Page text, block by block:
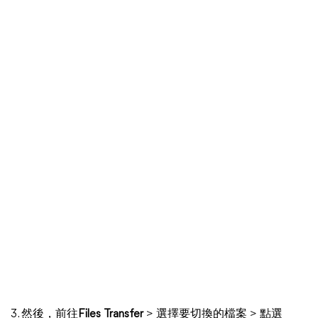
3. 然後，前往 Files Transfer> 選擇要切換的檔案 > 點選